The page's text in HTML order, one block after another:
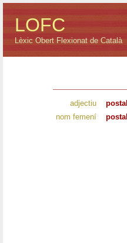
LOFC
Lèxic Obert Flexionat de Català
adjectiu
postal
nom femení
postal